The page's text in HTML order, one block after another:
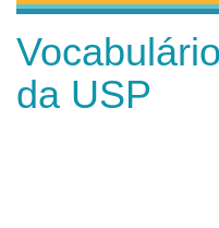
da USP